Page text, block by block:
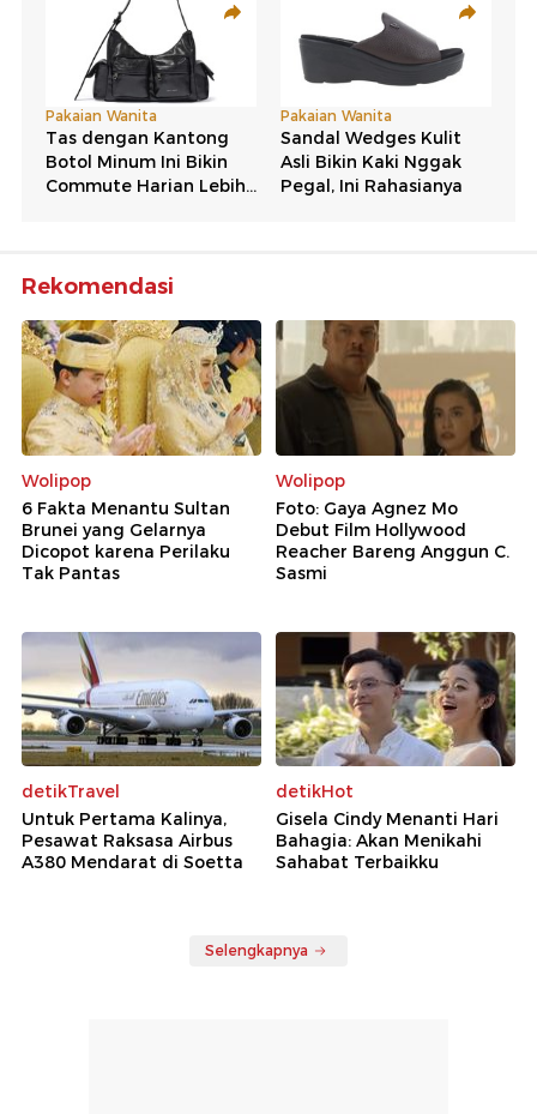
Rekomendasi
Wolipop
6 Fakta Menantu Sultan
Brunei yang Gelarnya
Dicopot karena Perilaku
Tak Pantas
Wolipop
Foto: Gaya Agnez Mo
Debut Film Hollywood
Reacher Bareng Anggun C.
Sasmi
detikTravel
Untuk Pertama Kalinya,
Pesawat Raksasa Airbus
A380 Mendarat di Soetta
detikHot
Gisela Cindy Menanti Hari
Bahagia: Akan Menikahi
Sahabat Terbaikku
Selengkapnya